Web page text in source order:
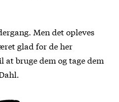
Men det opleves
glad for de her
bruge dem og tage dem